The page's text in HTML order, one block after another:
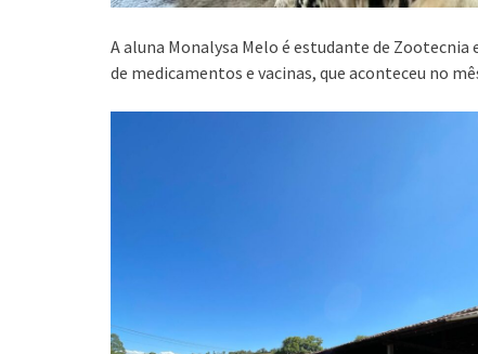
A aluna Monalysa Melo é estudante de
de medicamentos e vacinas, que aconteceu no